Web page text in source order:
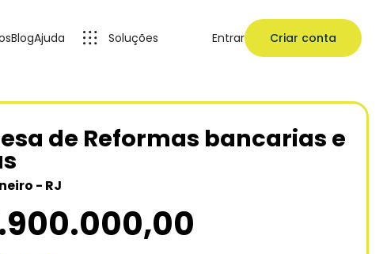
BlogAjuda Soluções Entrar Criar conta
de Reformas bancarias e
- RJ